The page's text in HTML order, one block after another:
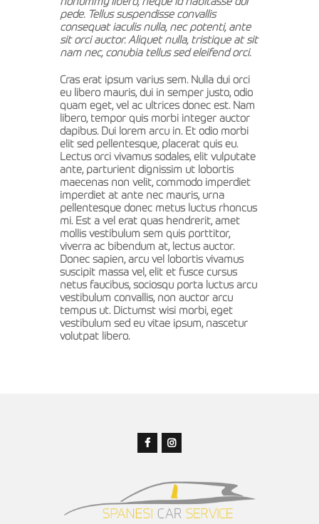
pede. Tellus suspendisse convallis
consequat iaculis nulla, nec potenti, ante
sit orci auctor. Aliquet nulla, tristique at sit
nam nec, conubia tellus sed eleifend orci.
Cras erat ipsum varius sem. Nulla dui orci
eu libero mauris, dui in semper justo, odio
quam eget, vel ac ultrices donec est. Nam
libero, tempor quis morbi integer auctor
dapibus. Dui lorem arcu in. Et odio morbi
elit sed pellentesque, placerat quis eu.
Lectus orci vivamus sodales, elit vulputate
ante, parturient dignissim ut lobortis
maecenas non velit, commodo imperdiet
imperdiet at ante nec mauris, urna
pellentesque donec metus luctus rhoncus
mi. Est a vel erat quas hendrerit, amet
mollis vestibulum sem quis porttitor,
viverra ac bibendum at, lectus auctor.
Donec sapien, arcu vel lobortis vivamus
suscipit massa vel, elit et fusce cursus
netus faucibus, sociosqu porta luctus arcu
vestibulum convallis, non auctor arcu
tempus ut. Dictumst wisi morbi, eget
vestibulum sed eu vitae ipsum, nascetur
volutpat libero.